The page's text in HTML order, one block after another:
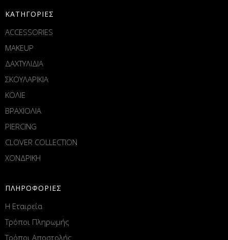
ΚΑΤΗΓΟΡΙΕΣ
ACCESSORIES
MAKEUP
ΔΑΧΤΥΛΙΔΙΑ
ΣΚΟΥΛΑΡΙΚΙΑ
ΚΟΛΙΕ
ΒΡΑΧΙΟΛΙΑ
PIERCING
CLOVER COLLECTION
ΧΟΝΔΡΙΚΗ
ΠΛΗΡΟΦΟΡΙΕΣ
Η Εταιρεία
Τρόποι Πληρωμής
Τρόποι Αποστολής